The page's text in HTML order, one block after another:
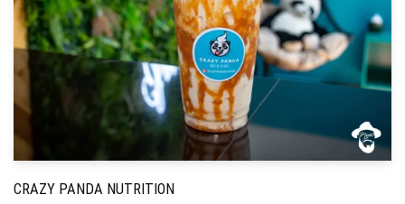
CRAZY PANDA NUTRITION